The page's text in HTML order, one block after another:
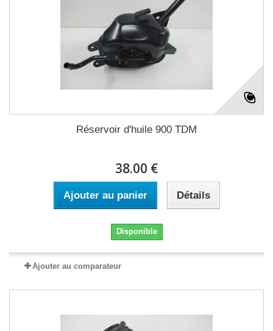
Réservoir d'huile 900 TDM
38.00 €
Ajouter au panier Détails
Disponible
Ajouter au comparateur